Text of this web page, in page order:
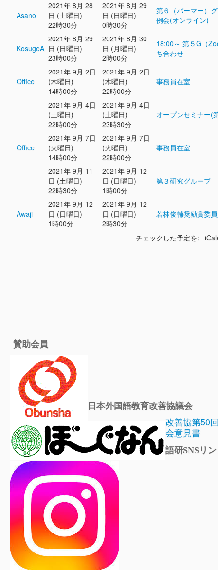
Asano
2021年 8月 28
日 (土曜日)
22時30分
2021年 8月 29
日 (日曜日)
0時30分
第６（パーマー）
例会(オンライン)
KosugeA
2021年 8月 29
日 (日曜日)
23時00分
2021年 8月 30
日 (月曜日)
2時00分
18:00～ 第５G（
ち合わせ
Office
2021年 9月 2日
(木曜日)
14時00分
2021年 9月 2日
(木曜日)
22時00分
事務員在室
2021年 9月 4日
(土曜日)
22時00分
2021年 9月 4日
(土曜日)
23時30分
オープンセミナー(
Office
2021年 9月 7日
(火曜日)
14時00分
2021年 9月 7日
(火曜日)
22時00分
事務員在室
2021年 9月 11
日 (土曜日)
22時30分
2021年 9月 12
日 (日曜日)
1時00分
第３研究グループ
Awaji
2021年 9月 12
日 (日曜日)
1時00分
2021年 9月 12
日 (日曜日)
2時30分
若林俊輔奨励賞委
チェックした予定を:
賛助会員
日本外国語教育改善協議会
改善協第50
会意見書
語研SNSリ